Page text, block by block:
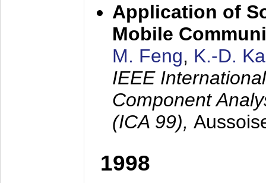
Application of
Mobile
M. Feng, K.-D.
IEEE
Component
(ICA 99),
1998